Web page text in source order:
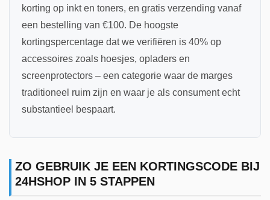
korting op inkt en toners, en gratis verzending vanaf
een bestelling van €100. De hoogste
kortingspercentage dat we verifiëren is 40% op
accessoires zoals hoesjes, opladers en
screenprotectors – een categorie waar de marges
traditioneel ruim zijn en waar je als consument echt
substantieel bespaart.
ZO GEBRUIK JE EEN KORTINGSCODE BIJ
24HSHOP IN 5 STAPPEN